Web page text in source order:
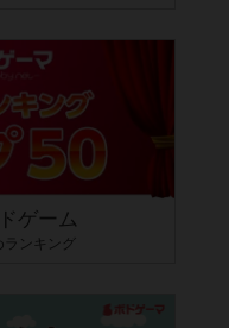
ゲーム
ランキング